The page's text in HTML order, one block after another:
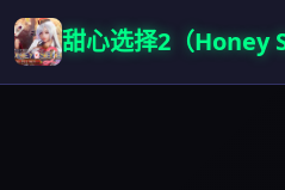
甜心选择2（Honey